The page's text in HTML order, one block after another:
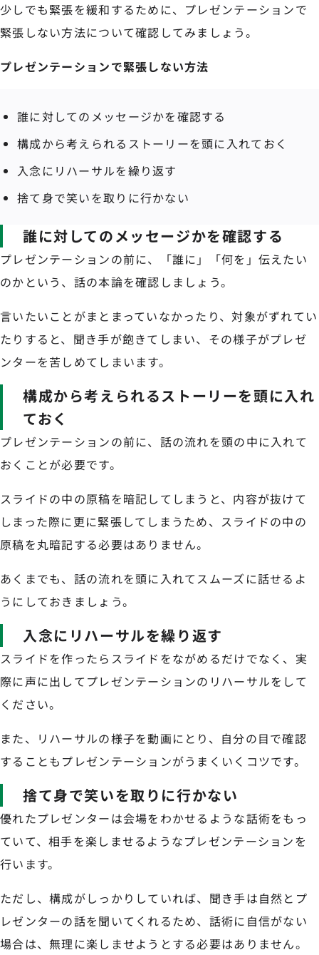
少しでも緊張を緩和するために、プレゼンテーションで
緊張しない方法について確認してみましょう。
プレゼンテーションで緊張しない方法
誰に対してのメッセージかを確認する
構成から考えられるストーリーを頭に入れておく
入念にリハーサルを繰り返す
捨て身で笑いを取りに行かない
誰に対してのメッセージかを確認する
プレゼンテーションの前に、「誰に」「何を」伝えたい
のかという、話の本論を確認しましょう。
言いたいことがまとまっていなかったり、対象がずれてい
たりすると、聞き手が飽きてしまい、その様子がプレゼ
ンターを苦しめてしまいます。
構成から考えられるストーリーを頭に入れ
ておく
プレゼンテーションの前に、話の流れを頭の中に入れて
おくことが必要です。
スライドの中の原稿を暗記してしまうと、内容が抜けて
しまった際に更に緊張してしまうため、スライドの中の
原稿を丸暗記する必要はありません。
あくまでも、話の流れを頭に入れてスムーズに話せるよ
うにしておきましょう。
入念にリハーサルを繰り返す
スライドを作ったらスライドをながめるだけでなく、実
際に声に出してプレゼンテーションのリハーサルをして
ください。
また、リハーサルの様子を動画にとり、自分の目で確認
することもプレゼンテーションがうまくいくコツです。
捨て身で笑いを取りに行かない
優れたプレゼンターは会場をわかせるような話術をもっ
ていて、相手を楽しませるようなプレゼンテーションを
行います。
ただし、構成がしっかりしていれば、聞き手は自然とプ
レゼンターの話を聞いてくれるため、話術に自信がない
場合は、無理に楽しませようとする必要はありません。